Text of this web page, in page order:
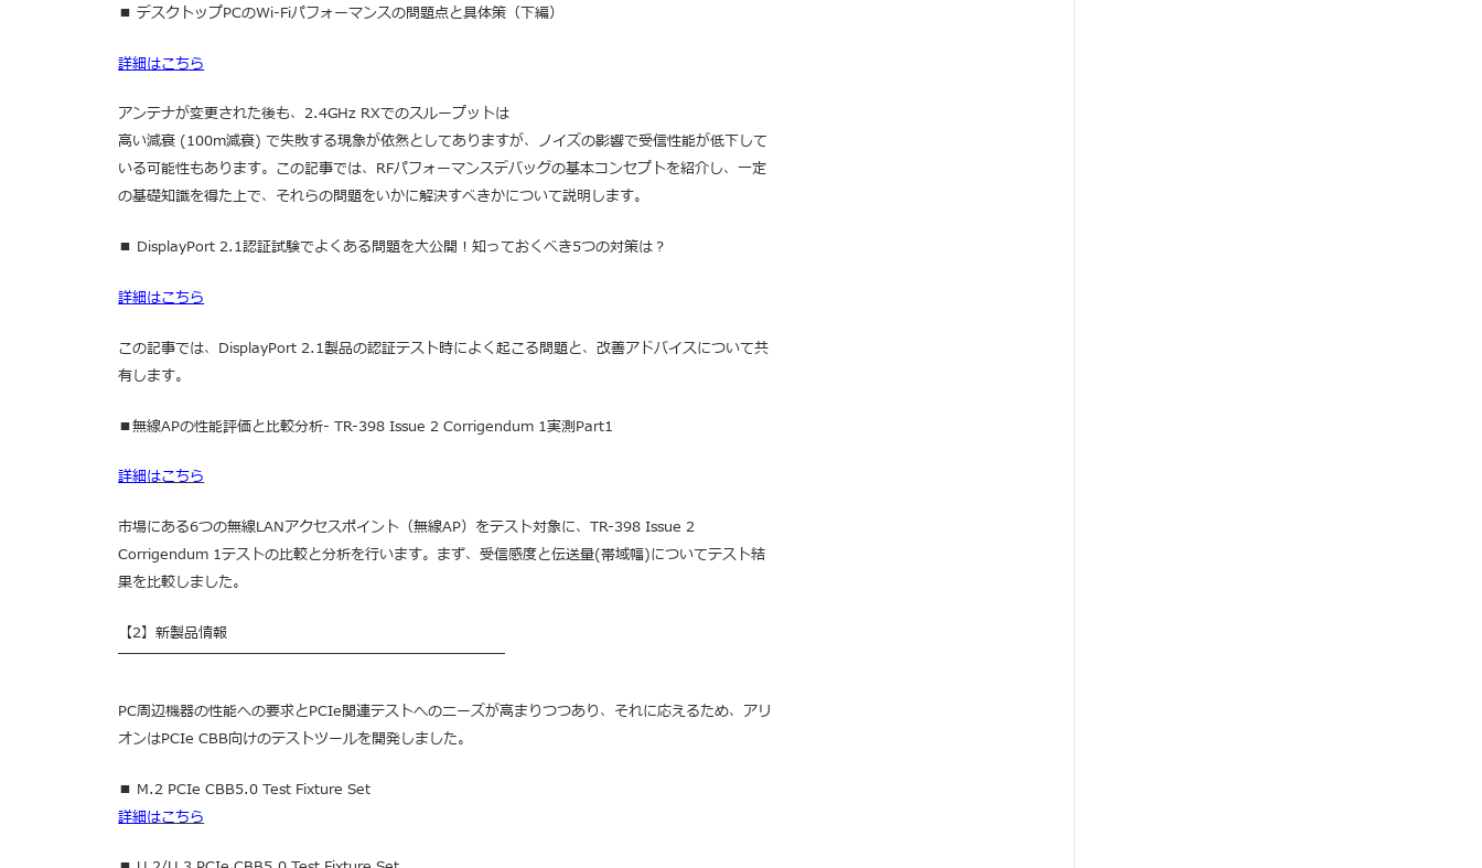
■ デスクトップPCのWi-Fiパフォーマンスの問題点と具体策（下編）
詳細はこちら
アンテナが変更された後も、2.4GHz RXでのスループットは
高い減衰 (100m減衰) で失敗する現象が依然としてありますが、 ノイズの影響で受信性能が低下して
いる可能性もあります。 この記事では、RFパフォーマンスデバッグの基本コンセプトを紹介し、一定
の基礎知識を得た上で、それらの問題をいかに解決すべきかについて説明します。
■ DisplayPort 2.1認証試験でよくある問題を大公開！知っておくべき5つの対策は？
詳細はこちら
この記事では、DisplayPort 2.1製品の認証テスト時によく起こる問題と、改善アドバイスについて共
有します。
■無線APの性能評価と比較分析- TR-398 Issue 2 Corrigendum 1実測Part1
詳細はこちら
市場にある6つの無線LANアクセスポイント（無線AP）をテスト対象に、TR-398 Issue 2
Corrigendum 1テストの比較と分析を行います。 まず、受信感度と伝送量(帯域幅)についてテスト結
果を比較しました。
【2】新製品情報
￣￣￣￣￣￣￣￣￣￣￣￣￣￣￣￣￣￣￣￣￣￣￣￣￣￣￣
PC周辺機器の性能への要求とPCIe関連テストへのニーズが高まりつつあり、 それに応えるため、アリ
オンはPCIe CBB向けのテストツールを開発しました。
■ M.2 PCIe CBB5.0 Test Fixture Set
詳細はこちら